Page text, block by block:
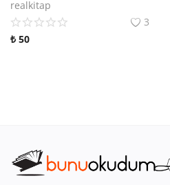
realkitap
3
₺ 50